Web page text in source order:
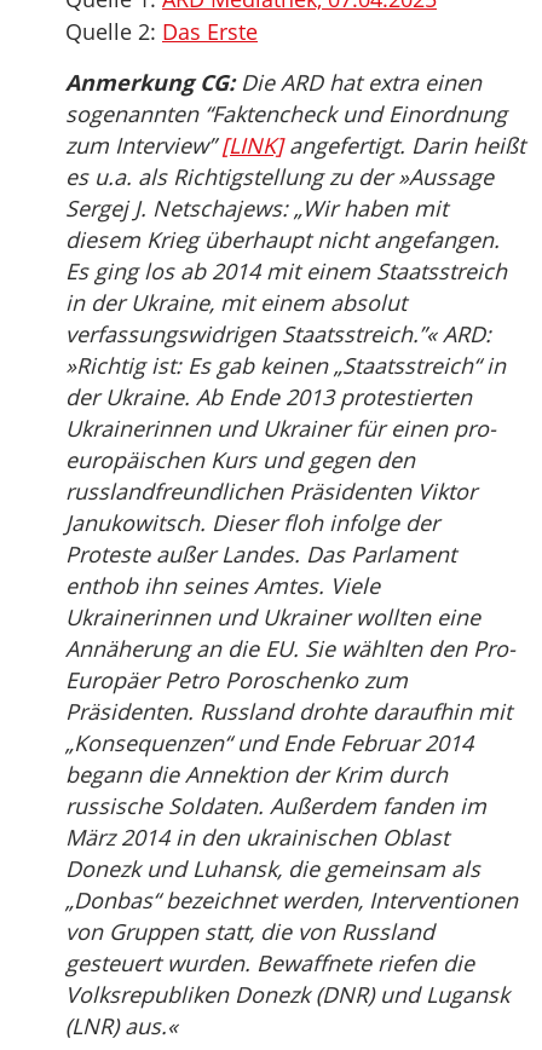
Quelle 2: Das Erste
Anmerkung CG:Die ARD hat extra einen
sogenannten “Faktencheck und Einordnung
zum Interview”[LINK]angefertigt. Darin heißt
es u.a. als Richtigstellung zu der »Aussage
Sergej J. Netschajews: „Wir haben mit
diesem Krieg überhaupt nicht angefangen.
Es ging los ab 2014 mit einem Staatsstreich
in der Ukraine, mit einem absolut
verfassungswidrigen Staatsstreich.”« ARD:
»Richtig ist: Es gab keinen „Staatsstreich“ in
der Ukraine. Ab Ende 2013 protestierten
Ukrainerinnen und Ukrainer für einen pro-
europäischen Kurs und gegen den
russlandfreundlichen Präsidenten Viktor
Janukowitsch. Dieser floh infolge der
Proteste außer Landes. Das Parlament
enthob ihn seines Amtes. Viele
Ukrainerinnen und Ukrainer wollten eine
Annäherung an die EU. Sie wählten den Pro-
Europäer Petro Poroschenko zum
Präsidenten. Russland drohte daraufhin mit
„Konsequenzen“ und Ende Februar 2014
begann die Annektion der Krim durch
russische Soldaten. Außerdem fanden im
März 2014 in den ukrainischen Oblast
Donezk und Luhansk, die gemeinsam als
„Donbas“ bezeichnet werden, Interventionen
von Gruppen statt, die von Russland
gesteuert wurden. Bewaffnete riefen die
Volksrepubliken Donezk (DNR) und Lugansk
(LNR) aus.«